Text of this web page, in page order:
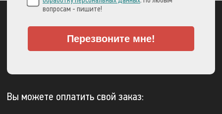
вопросам - пишите!
Перезвоните мне!
Вы можете оплатить свой заказ: